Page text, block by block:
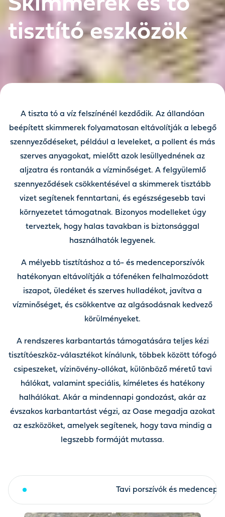
Skimmerek és tó
tisztító eszközök
A tiszta tó a víz felszínénél kezdődik. Az állandóan
beépített skimmerek folyamatosan eltávolítják a lebegő
szennyeződéseket, például a leveleket, a pollent és más
szerves anyagokat, mielőtt azok lesüllyednének az
aljzatra és rontanák a vízminőséget. A felgyülemlő
szennyeződések csökkentésével a skimmerek tisztább
vizet segítenek fenntartani, és egészségesebb tavi
környezetet támogatnak. Bizonyos modelleket úgy
terveztek, hogy halas tavakban is biztonsággal
használhatók legyenek.
A mélyebb tisztításhoz a tó- és medenceporszívók
hatékonyan eltávolítják a tófenéken felhalmozódott
iszapot, üledéket és szerves hulladékot, javítva a
vízminőséget, és csökkentve az algásodásnak kedvező
körülményeket.
A rendszeres karbantartás támogatására teljes kézi
tisztítóeszköz-választékot kínálunk, többek között tófogó
csipeszeket, vízinövény-ollókat, különböző méretű tavi
hálókat, valamint speciális, kíméletes és hatékony
halhálókat. Akár a mindennapi gondozást, akár az
évszakos karbantartást végzi, az Oase megadja azokat
az eszközöket, amelyek segítenek, hogy tava mindig a
legszebb formáját mutassa.
Tavi porszívók és